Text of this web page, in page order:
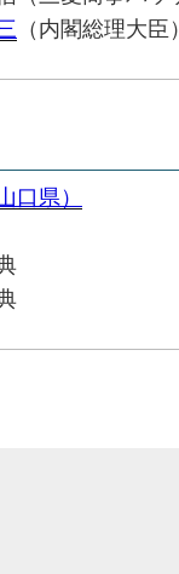
（内閣総理大臣）
県）